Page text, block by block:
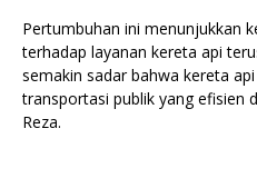
Pertumbuhan ini menunjukkan
terhadap layanan kereta api
semakin sadar bahwa kereta
transportasi publik yang efisien
Reza.